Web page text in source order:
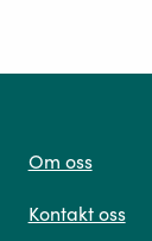
Om oss
Kontakt oss